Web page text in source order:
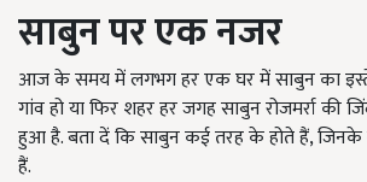
साबुन पर एक नजर
आज के समय में लगभग हर एक घर में साबुन का
गांव हो या फिर शहर हर जगह साबुन रोजमर्रा की
हुआ है. बता दें कि साबुन कई तरह के होते हैं,
हैं.